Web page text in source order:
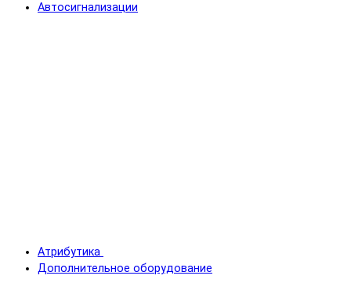
Автосигнализации
Атрибутика
Дополнительное оборудование